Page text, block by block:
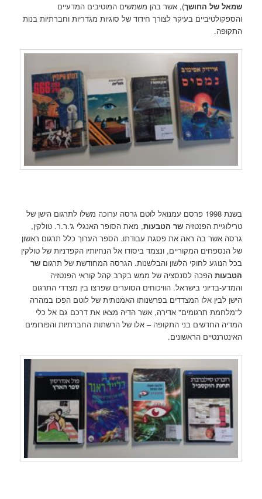
שמאל של החושך), אשר בהן משמשים המוטיבים המדעיים
והספקולטיביים בעיקר לצורך חידוד של סוגיות מגדריות וחברתיות בנות
התקופה.
בשנת 1998 פרסם עמנואל לוטם גרסה ערוכה משלו לתרגום הישן של
טרילוגיית הפנטזיה שר הטבעות, מאת הסופר האנגלי ג'.ר.ר. טולקין,
גרסה אשר בה ראה את פסגת עבודתו. הספר הערוך כלל תרגום ראשון
של הנספחים המקוריים, ונצמד ביסודו אל הנחיותיו הקפדניות של טולקין
בכל הנוגע לחוקי הלשון והבלשנות. הגרסה המחודשת של תרגוםשר
הטבעות הפכה לסנסציה של ממש בקרב קהל קוראי הפנטזיה
והמדע-בדיוני בישראל. הוויכוחים הסוערים שפרצו בין מצדדי התרגום
הישן לבין אלו המצדדים בפרשנותו האמנותית של לוטם הפכו במהרה
ל"מלחמת תרגומים" אדירה, אשר הדיה מצאו את דרכם גם אל כלי
המדיה החדשים בני התקופה – אלו של הרשתות החברתיות והפורומים
האינטרנטיים הראשונים.